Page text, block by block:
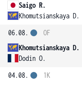
Saigo R.
Khomutsianskaya D.
06.08.
Khomutsianskaya D.
Dodin O.
OF
04.08.
1K